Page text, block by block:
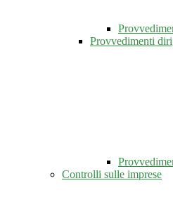
Provvedimenti
Controlli sulle imprese